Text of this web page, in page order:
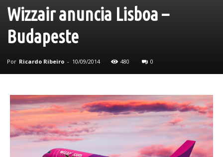
Wizzair anuncia Lisboa –
Budapeste
Por Ricardo Ribeiro - 10/09/2014 480 0